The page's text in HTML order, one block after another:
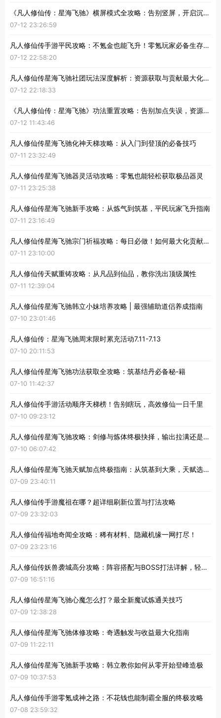
《凡人修仙传：星海飞驰》横屏模式全攻略：告别竖屏，开启沉浸式修仙新视界
07-12 23:26:59
凡人修仙传手游平民攻略：不氪金也能飞升！零氪玩家必备生存法则
07-12 22:58:20
凡人修仙传星海飞驰社团玩法深度解析：资源获取与贡献最大化指南
07-12 22:18:33
《凡人修仙传：星海飞驰》功法重置攻略：告别加点失误，资源无损找回！
07-12 11:43:46
凡人修仙传星海飞驰化神天梯攻略：从入门到登顶的必备技巧
07-11 23:32:49
凡人修仙传星海飞驰器灵活动攻略：零氪也能轻松获取极品器灵
07-11 23:25:38
凡人修仙传星海飞驰新手攻略：从炼气到筑基，平民玩家飞升指南
07-11 23:16:49
凡人修仙传星海飞驰宗门祈福攻略：每日必做！如何最大化贡献与奖励
07-11 23:10:00
凡人修仙传天赋重铸攻略：从凡品到仙品，教你洗出顶级属性
07-11 12:39:04
凡人修仙传星海飞驰韩立小妹培养攻略 | 最强辅助道侣养成指南
07-10 23:01:46
凡人修仙传：星海飞驰周末限时累充活动7.11-7.13
07-10 20:11:53
凡人修仙传星海飞驰功法获取全攻略：筑基结丹必备秘-籍
07-10 11:42:37
凡人修仙传手游活动顺序天梯榜！告别瞎玩，高效修仙一日千里
07-10 09:23:12
凡人修仙传星海飞驰攻略：剑修与炼体终极抉择，输出拉满还是肉身成圣？
07-10 06:07:42
凡人修仙传星海飞驰天赋加点终极指南：从筑基到大乘，天赋选择定乾坤！
07-09 23:40:11
凡人修仙传手游魔祖在哪？超详细刷新位置与打法攻略
07-09 23:32:03
凡人修仙传福地奇闻全攻略：稀有材料、隐藏机缘一网打尽！
07-09 23:23:16
凡人修仙传妖兽袭城高分攻略：阵容搭配与BOSS打法详解，轻松获取稀有奖励
07-09 16:51:16
凡人修仙传星海飞驰心魔怎么打？最全新魔试炼通关技巧
07-09 12:38:28
凡人修仙传星海飞驰体修攻略：奇遇触发与收益最大化指南
07-09 11:22:11
凡人修仙传星海飞驰新手攻略：韩立教你如何从零开始登峰造极
07-09 10:37:53
凡人修仙传手游零氪成神之路：不花钱也能制霸全服的终极攻略
07-08 23:59:32